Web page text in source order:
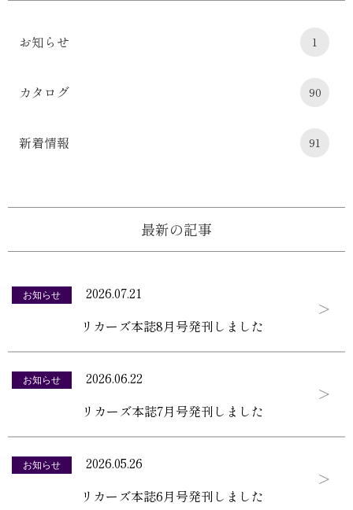
お知らせ 1
カタログ 90
新着情報 91
最新の記事
お知らせ
2026.07.21
リカーズ本誌8月号発刊しました
お知らせ
2026.06.22
リカーズ本誌7月号発刊しました
お知らせ
2026.05.26
リカーズ本誌6月号発刊しました